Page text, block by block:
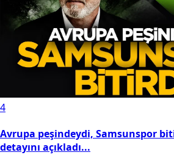
4
Avrupa peşindeydi, Samsunspor
detayını açıkladı...